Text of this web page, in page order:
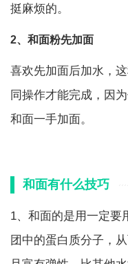
挺麻烦的。
2、和面粉先加面
喜欢先加面后加水，
同操作才能完成，因
和面一手加面。
和面有什么技巧
1、和面的是用一定要
团中的蛋白质分子，